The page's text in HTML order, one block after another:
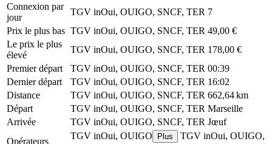
Connexion par
jour
TGV inOui, OUIGO, SNCF, TER 7
Prix ​​le plus bas TGV inOui, OUIGO, SNCF, TER 49,00 €
Le prix le plus
élevé
TGV inOui, OUIGO, SNCF, TER 178,00 €
Premier départ
TGV inOui, OUIGO, SNCF, TER 00:39
Dernier départ
TGV inOui, OUIGO, SNCF, TER 16:02
Distance
TGV inOui, OUIGO, SNCF, TER 662,64 km
Départ
TGV inOui, OUIGO, SNCF, TER Marseille
Arrivée
TGV inOui, OUIGO, SNCF, TER Jœuf
Opérateurs
TGV inOui, OUIGO Plus
TGV inOui, OUIGO,